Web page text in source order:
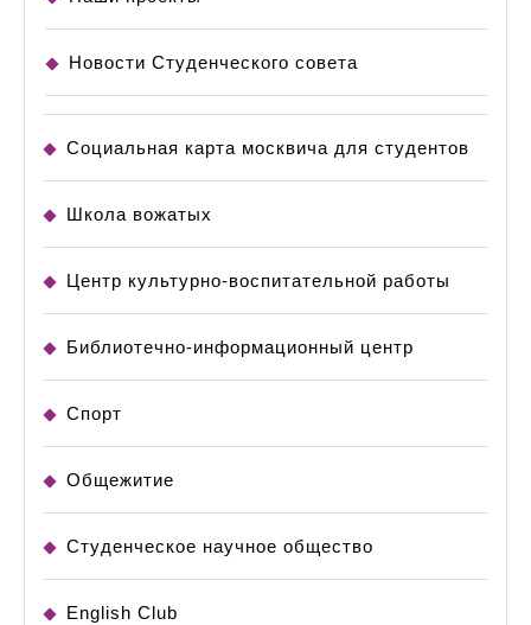
Новости Студенческого совета
Социальная карта москвича для студентов
Школа вожатых
Центр культурно-воспитательной работы
Библиотечно-информационный центр
Спорт
Общежитие
Студенческое научное общество
English Club